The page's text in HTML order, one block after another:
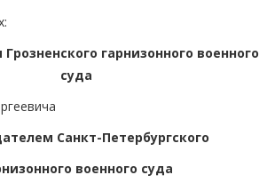
гарнизонного военного
суда
Санкт-Петербургского
военного суда